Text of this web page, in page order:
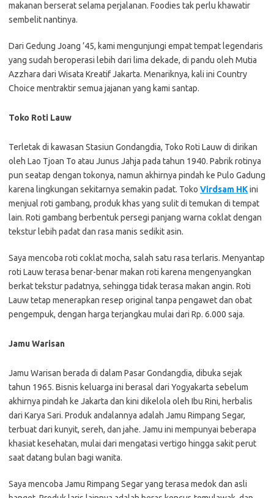
makanan berserat selama perjalanan. Foodies tak perlu khawatir
sembelit nantinya.
Dari Gedung Joang ’45, kami mengunjungi empat tempat legendaris
yang sudah beroperasi lebih dari lima dekade, di pandu oleh Mutia
Azzhara dari Wisata Kreatif Jakarta. Menariknya, kali ini Country
Choice mentraktir semua jajanan yang kami santap.
Toko Roti Lauw
Terletak di kawasan Stasiun Gondangdia, Toko Roti Lauw di dirikan
oleh Lao Tjoan To atau Junus Jahja pada tahun 1940. Pabrik rotinya
pun seatap dengan tokonya, namun akhirnya pindah ke Pulo Gadung
karena lingkungan sekitarnya semakin padat. Toko Virdsam HKini
menjual roti gambang, produk khas yang sulit di temukan di tempat
lain. Roti gambang berbentuk persegi panjang warna coklat dengan
tekstur lebih padat dan rasa manis sedikit asin.
Saya mencoba roti coklat mocha, salah satu rasa terlaris. Menyantap
roti Lauw terasa benar-benar makan roti karena mengenyangkan
berkat tekstur padatnya, sehingga tidak terasa makan angin. Roti
Lauw tetap menerapkan resep original tanpa pengawet dan obat
pengempuk, dengan harga terjangkau mulai dari Rp. 6.000 saja.
Jamu Warisan
Jamu Warisan berada di dalam Pasar Gondangdia, dibuka sejak
tahun 1965. Bisnis keluarga ini berasal dari Yogyakarta sebelum
akhirnya pindah ke Jakarta dan kini dikelola oleh Ibu Rini, herbalis
dari Karya Sari. Produk andalannya adalah Jamu Rimpang Segar,
terbuat dari kunyit, sereh, dan jahe. Jamu ini mempunyai beberapa
khasiat kesehatan, mulai dari mengatasi vertigo hingga sakit perut
saat datang bulan bagi wanita.
Saya mencoba Jamu Rimpang Segar yang terasa medok dan asli